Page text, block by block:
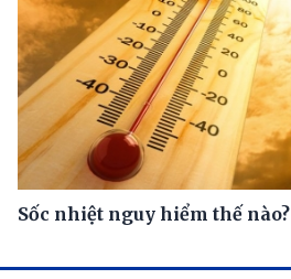
Sốc nhiệt nguy hiểm thế nào?